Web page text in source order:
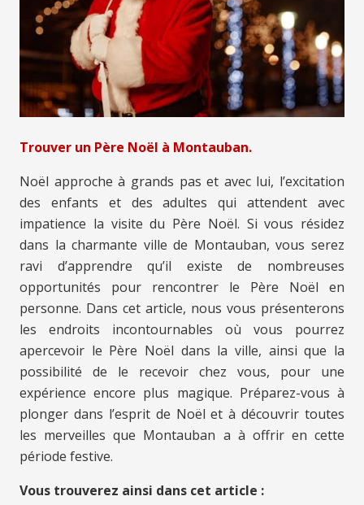
Trouver un Père Noël à Montauban.
Noël approche à grands pas et avec lui, l’excitation
des enfants et des adultes qui attendent avec
impatience la visite du Père Noël. Si vous résidez
dans la charmante ville de Montauban, vous serez
ravi d’apprendre qu’il existe de nombreuses
opportunités pour rencontrer le Père Noël en
personne. Dans cet article, nous vous présenterons
les endroits incontournables où vous pourrez
apercevoir le Père Noël dans la ville, ainsi que la
possibilité de le recevoir chez vous, pour une
expérience encore plus magique. Préparez-vous à
plonger dans l’esprit de Noël et à découvrir toutes
les merveilles que Montauban a à offrir en cette
période festive.
Vous trouverez ainsi dans cet article :